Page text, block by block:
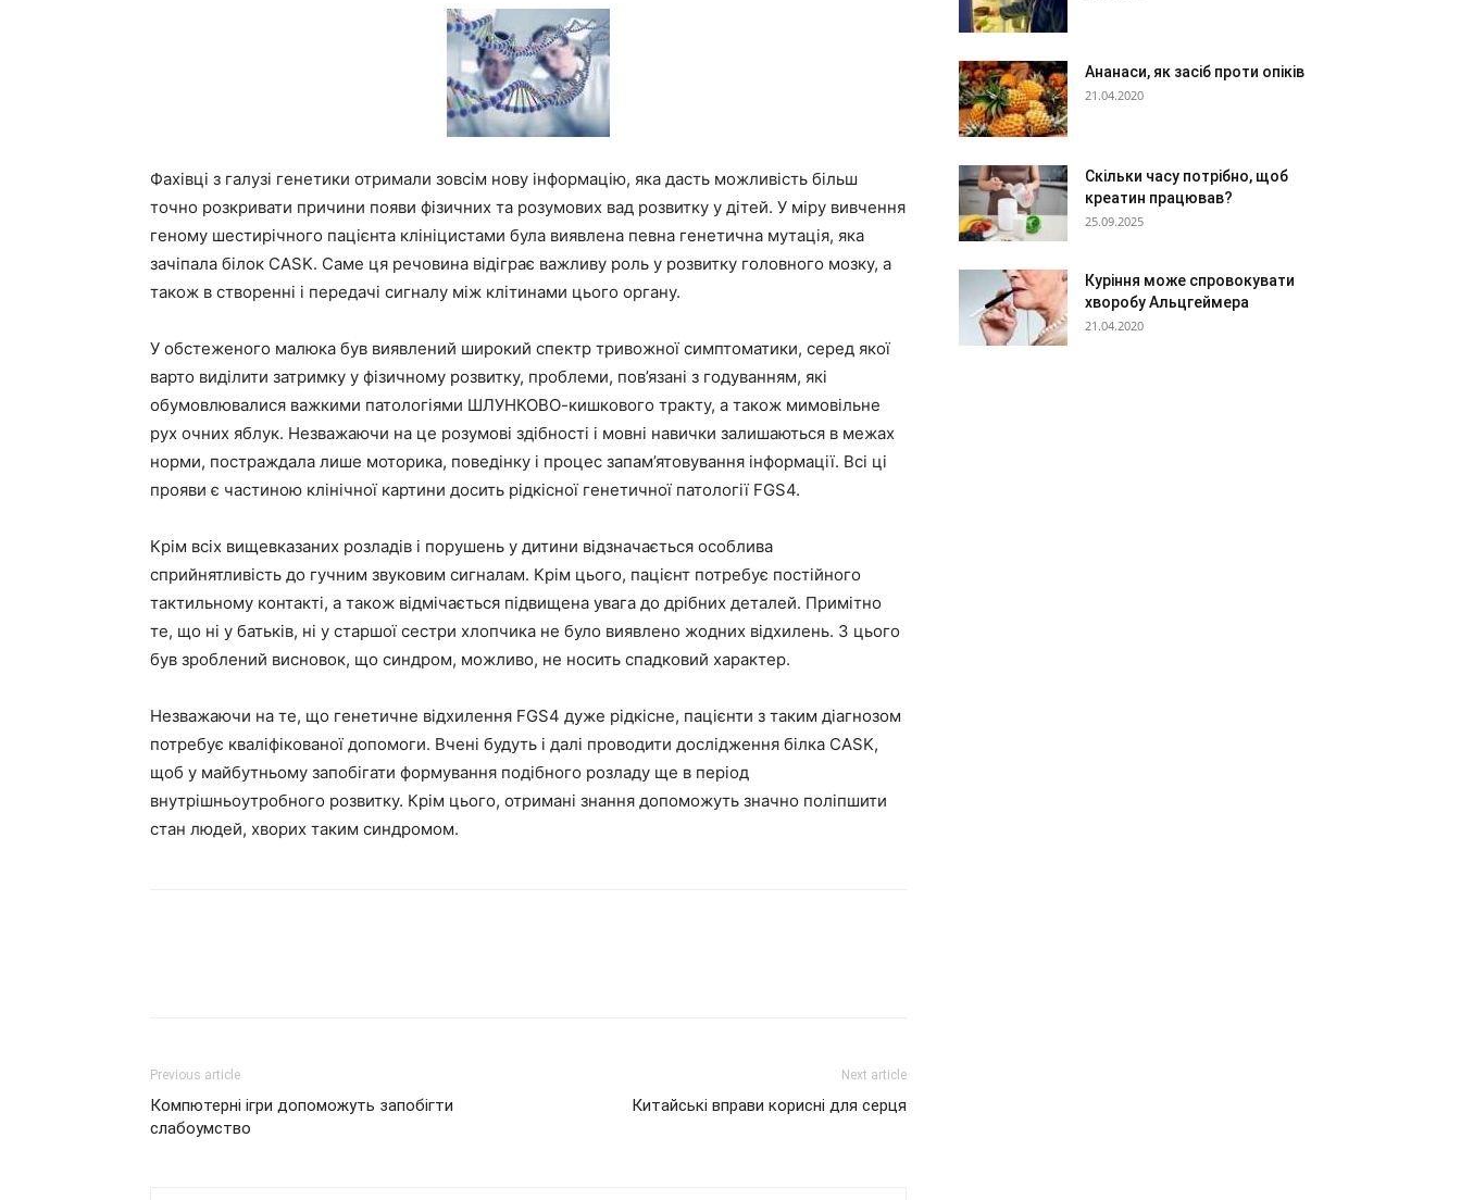
Фахівці з галузі генетики отримали зовсім нову інформацію, яка дасть можливість більш
точно розкривати причини появи фізичних та розумових вад розвитку у дітей. У міру вивчення
геному шестирічного пацієнта клініцистами була виявлена певна генетична мутація, яка
зачіпала білок CASK. Саме ця речовина відіграє важливу роль у розвитку головного мозку, а
також в створенні і передачі сигналу між клітинами цього органу.
У обстеженого малюка був виявлений широкий спектр тривожної симптоматики, серед якої
варто виділити затримку у фізичному розвитку, проблеми, пов’язані з годуванням, які
обумовлювалися важкими патологіями ШЛУНКОВО-кишкового тракту, а також мимовільне
рух очних яблук. Незважаючи на це розумові здібності і мовні навички залишаються в межах
норми, постраждала лише моторика, поведінку і процес запам’ятовування інформації. Всі ці
прояви є частиною клінічної картини досить рідкісної генетичної патології FGS4.
Крім всіх вищевказаних розладів і порушень у дитини відзначається особлива
сприйнятливість до гучним звуковим сигналам. Крім цього, пацієнт потребує постійного
тактильному контакті, а також відмічається підвищена увага до дрібних деталей. Примітно
те, що ні у батьків, ні у старшої сестри хлопчика не було виявлено жодних відхилень. З цього
був зроблений висновок, що синдром, можливо, не носить спадковий характер.
Незважаючи на те, що генетичне відхилення FGS4 дуже рідкісне, пацієнти з таким діагнозом
потребує кваліфікованої допомоги. Вчені будуть і далі проводити дослідження білка CASK,
щоб у майбутньому запобігати формування подібного розладу ще в період
внутрішньоутробного розвитку. Крім цього, отримані знання допоможуть значно поліпшити
стан людей, хворих таким синдромом.
Previous article
Компютерні ігри допоможуть запобігти
слабоумство
Next article
Китайські вправи корисні для серця
Ананаси, як засіб проти опіків
21.04.2020
Скільки часу потрібно, щоб
креатин працював?
25.09.2025
Куріння може спровокувати
хворобу Альцгеймера
21.04.2020